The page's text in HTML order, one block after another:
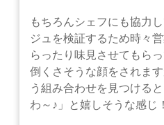
もちろんシェフにも協力
ジュを検証するため時々
らったり味見させてもら
倒くさそうな顔をされま
う組み合わせを見つける
わ～♪」と嬉しそうな感じ